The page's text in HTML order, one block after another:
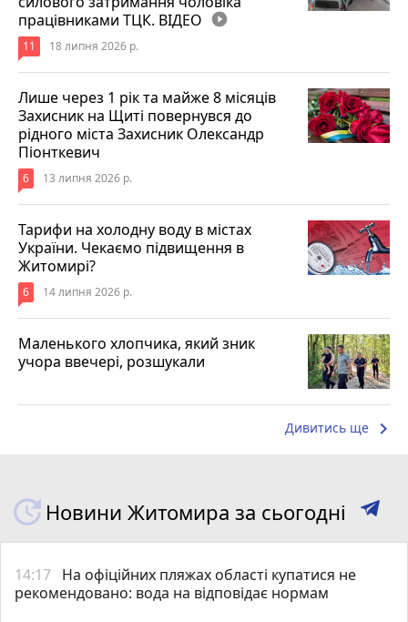
працівниками ТЦК. ВІДЕО play_circle_filled
11 18 липня 2026 р.
Лише через 1 рік та майже 8 місяців
Захисник на Щиті повернувся до
рідного міста Захисник Олександр
Піонткевич
6 13 липня 2026 р.
Тарифи на холодну воду в містах
України. Чекаємо підвищення в
Житомирі?
6 14 липня 2026 р.
Маленького хлопчика, який зник
учора ввечері, розшукали
Дивитись ще keyboard_arrow_right
Новини Житомира за сьогодні
14:17 На офіційних пляжах області купатися не
рекомендовано: вода на відповідає нормам